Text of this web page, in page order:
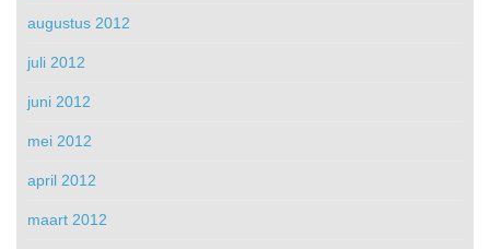
augustus 2012
juli 2012
juni 2012
mei 2012
april 2012
maart 2012